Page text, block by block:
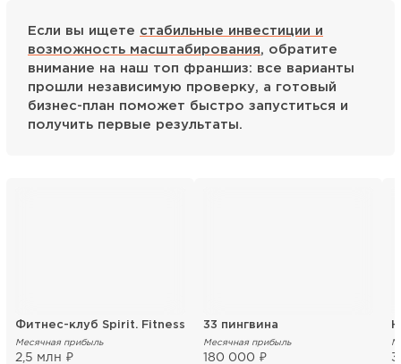
Если вы ищете стабильные инвестиции и
возможность масштабирования, обратите
внимание на наш топ франшиз: все варианты
прошли независимую проверку, а готовый
бизнес-план поможет быстро запуститься и
получить первые результаты.
Фитнес-клуб Spirit. Fitness
Месячная прибыль
2,5 млн ₽
33 пингвина
Месячная прибыль
180 000 ₽